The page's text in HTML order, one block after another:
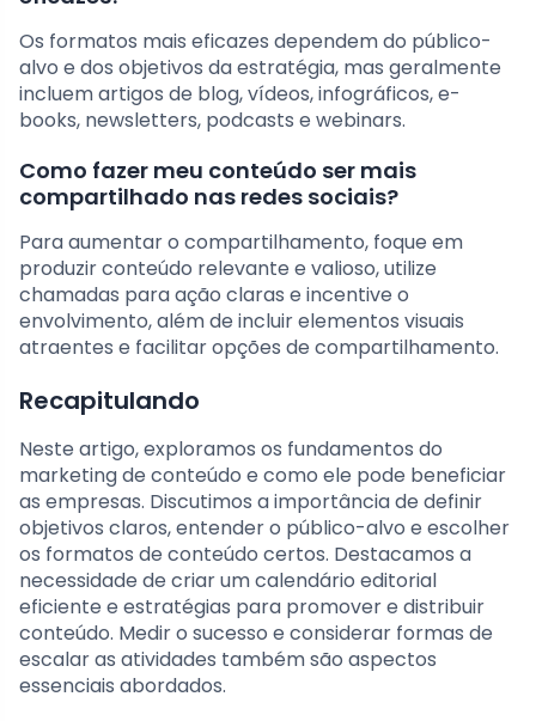
Os formatos mais eficazes dependem do público-
alvo e dos objetivos da estratégia, mas geralmente
incluem artigos de blog, vídeos, infográficos, e-
books, newsletters, podcasts e webinars.
Como fazer meu conteúdo ser mais
compartilhado nas redes sociais?
Para aumentar o compartilhamento, foque em
produzir conteúdo relevante e valioso, utilize
chamadas para ação claras e incentive o
envolvimento, além de incluir elementos visuais
atraentes e facilitar opções de compartilhamento.
Recapitulando
Neste artigo, exploramos os fundamentos do
marketing de conteúdo e como ele pode beneficiar
as empresas. Discutimos a importância de definir
objetivos claros, entender o público-alvo e escolher
os formatos de conteúdo certos. Destacamos a
necessidade de criar um calendário editorial
eficiente e estratégias para promover e distribuir
conteúdo. Medir o sucesso e considerar formas de
escalar as atividades também são aspectos
essenciais abordados.